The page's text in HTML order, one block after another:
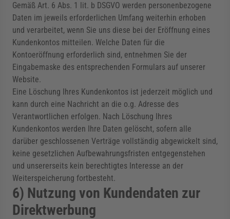
Gemäß Art. 6 Abs. 1 lit. b DSGVO werden personenbezogene
Daten im jeweils erforderlichen Umfang weiterhin erhoben
und verarbeitet, wenn Sie uns diese bei der Eröffnung eines
Kundenkontos mitteilen. Welche Daten für die
Kontoeröffnung erforderlich sind, entnehmen Sie der
Eingabemaske des entsprechenden Formulars auf unserer
Website.
Eine Löschung Ihres Kundenkontos ist jederzeit möglich und
kann durch eine Nachricht an die o.g. Adresse des
Verantwortlichen erfolgen. Nach Löschung Ihres
Kundenkontos werden Ihre Daten gelöscht, sofern alle
darüber geschlossenen Verträge vollständig abgewickelt sind,
keine gesetzlichen Aufbewahrungsfristen entgegenstehen
und unsererseits kein berechtigtes Interesse an der
Weiterspeicherung fortbesteht.
6) Nutzung von Kundendaten zur
Direktwerbung